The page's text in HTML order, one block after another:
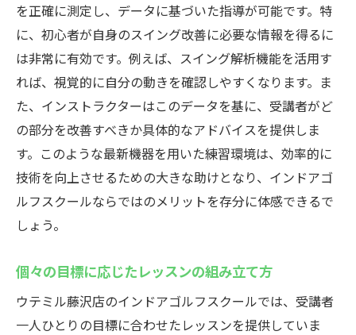
を正確に測定し、データに基づいた指導が可能です。特
に、初心者が自身のスイング改善に必要な情報を得るに
は非常に有効です。例えば、スイング解析機能を活用す
れば、視覚的に自分の動きを確認しやすくなります。ま
た、インストラクターはこのデータを基に、受講者がど
の部分を改善すべきか具体的なアドバイスを提供しま
す。このような最新機器を用いた練習環境は、効率的に
技術を向上させるための大きな助けとなり、インドアゴ
ルフスクールならではのメリットを存分に体感できるで
しょう。
個々の目標に応じたレッスンの組み立て方
ウテミル藤沢店のインドアゴルフスクールでは、受講者
一人ひとりの目標に合わせたレッスンを提供していま